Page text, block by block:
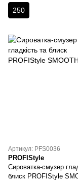
250
Артикул: PFS0036
PROFIStyle
Сироватка-смузер
блиск PROFIStyle